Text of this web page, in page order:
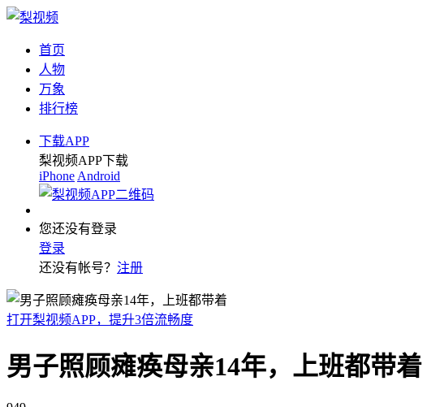
首页
人物
万象
排行榜
下载APP
梨视频APP下载
iPhone Android
您还没有登录
登录
还没有帐号？ 注册
打开梨视频APP，提升3倍流畅度
男子照顾瘫痪母亲14年，上班都带着